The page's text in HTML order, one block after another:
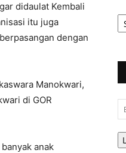
didaulat Kembali
itu juga
dengan
Manokwari,
di GOR
anak